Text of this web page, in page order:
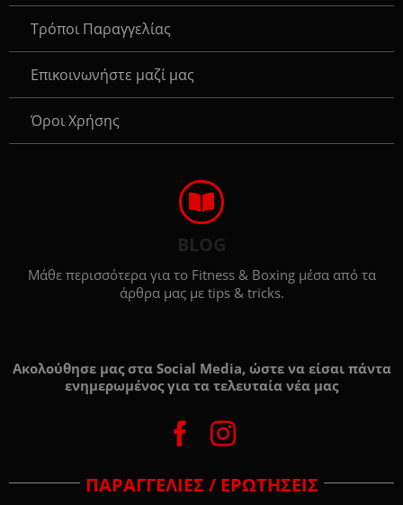
Τρόποι Παραγγελίας
Eπικοινωνήστε μαζί μας
Όροι Χρήσης
BLOG
Μάθε περισσότερα για το Fitness & Boxing μέσα από τα
άρθρα μας με tips & tricks.
Ακολούθησε μας στα Social Media, ώστε να είσαι πάντα
ενημερωμένος για τα τελευταία νέα μας
ΠΑΡΑΓΓΕΛΙΕΣ / ΕΡΩΤΗΣΕΙΣ